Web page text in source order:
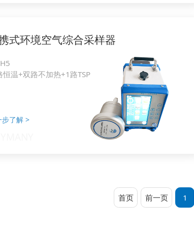
式环境空气综合采样器
恒温+双路不加热+1路TSP
步了解 >
首页 前一页 1